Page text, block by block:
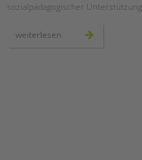
sozialpädagogischer Unterstützung
weiterlesen temporäre
lerngruppen